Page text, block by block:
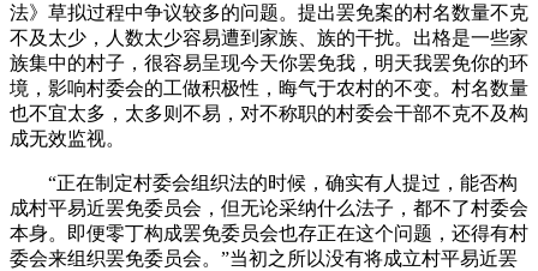
法》草拟过程中争议较多的问题。提出罢免案的村名数量不克
不及太少，人数太少容易遭到家族、族的干扰。出格是一些家
族集中的村子，很容易呈现今天你罢免我，明天我罢免你的环
境，影响村委会的工做积极性，晦气于农村的不变。村名数量
也不宜太多，太多则不易，对不称职的村委会干部不克不及构
成无效监视。
“正在制定村委会组织法的时候，确实有人提过，能否构
成村平易近罢免委员会，但无论采纳什么法子，都不了村委会
本身。即便零丁构成罢免委员会也存正在这个问题，还得有村
委会来组织罢免委员会。”当初之所以没有将成立村平易近罢